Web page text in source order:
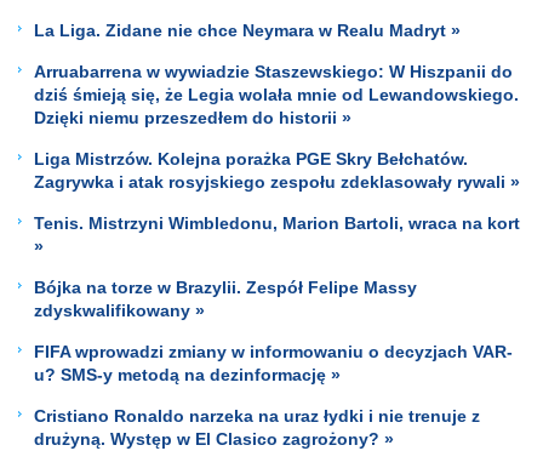
La Liga. Zidane nie chce Neymara w Realu Madryt »
Arruabarrena w wywiadzie Staszewskiego: W Hiszpanii do
dziś śmieją się, że Legia wolała mnie od Lewandowskiego.
Dzięki niemu przeszedłem do historii »
Liga Mistrzów. Kolejna porażka PGE Skry Bełchatów.
Zagrywka i atak rosyjskiego zespołu zdeklasowały rywali »
Tenis. Mistrzyni Wimbledonu, Marion Bartoli, wraca na kort
»
Bójka na torze w Brazylii. Zespół Felipe Massy
zdyskwalifikowany »
FIFA wprowadzi zmiany w informowaniu o decyzjach VAR-
u? SMS-y metodą na dezinformację »
Cristiano Ronaldo narzeka na uraz łydki i nie trenuje z
drużyną. Występ w El Clasico zagrożony? »